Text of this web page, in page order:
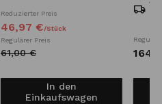
Reduzierter Preis
46,97 €/Stück
Regulärer Preis
61,00 €
In den
Einkaufswagen
164,